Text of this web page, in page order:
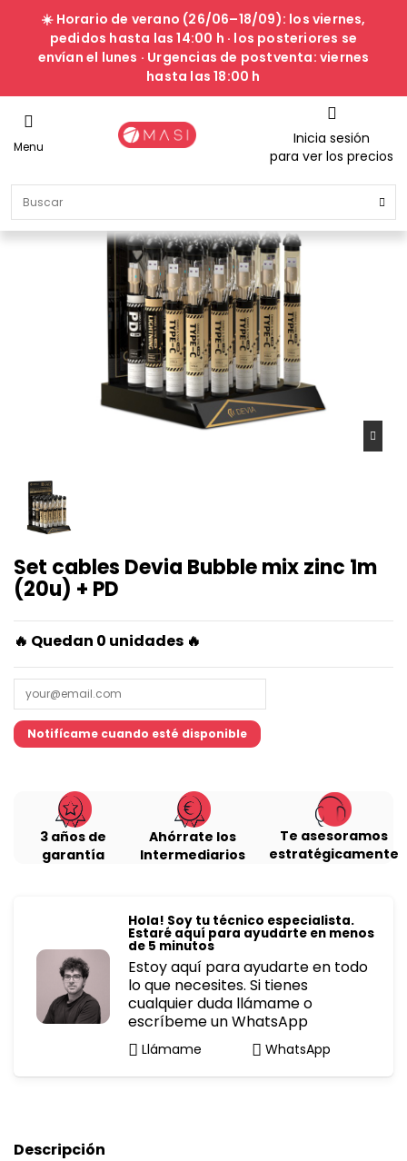
☀️ Horario de verano (26/06–18/09): los viernes,
pedidos hasta las 14:00 h · los posteriores se
envían el lunes · Urgencias de postventa: viernes
hasta las 18:00 h
Menu
Inicia sesión
para ver los precios
Set cables Devia Bubble mix zinc 1m
(20u) + PD
🔥 Quedan 0 unidades 🔥
3 años de
garantía
Ahórrate los
Intermediarios
Te asesoramos
estratégicamente
Hola! Soy tu técnico especialista.
Estaré aquí para ayudarte en menos
de 5 minutos
Estoy aquí para ayudarte en todo
lo que necesites. Si tienes
cualquier duda llámame o
escríbeme un WhatsApp
Llámame WhatsApp
Descripción